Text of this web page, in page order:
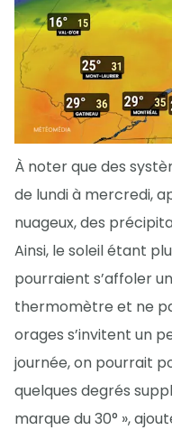
À noter que des
de lundi à mercredi,
nuageux, des
Ainsi, le soleil étant
pourraient s’affoler
thermomètre et ne
orages s’invitent un
journée, on pourrait
quelques degrés
marque du 30° »,